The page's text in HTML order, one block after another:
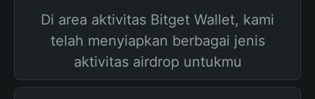
Di area aktivitas Bitget Wallet, kami
telah menyiapkan berbagai jenis
aktivitas airdrop untukmu